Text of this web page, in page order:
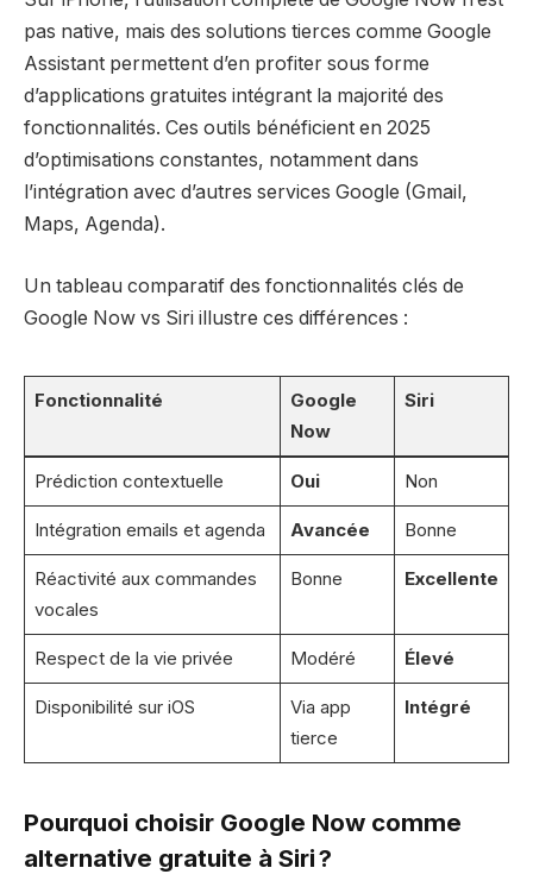
pas native, mais des solutions tierces comme Google
Assistant permettent d’en profiter sous forme
d’applications gratuites intégrant la majorité des
fonctionnalités. Ces outils bénéficient en 2025
d’optimisations constantes, notamment dans
l’intégration avec d’autres services Google (Gmail,
Maps, Agenda).
Un tableau comparatif des fonctionnalités clés de
Google Now vs Siri illustre ces différences :
Fonctionnalité
Google
Now
Siri
Prédiction contextuelle Oui Non
Intégration emails et agenda Avancée Bonne
Réactivité aux commandes
vocales
Bonne Excellente
Respect de la vie privée Modéré Élevé
Disponibilité sur iOS
Via app
tierce
Intégré
Pourquoi choisir Google Now comme
alternative gratuite à Siri ?